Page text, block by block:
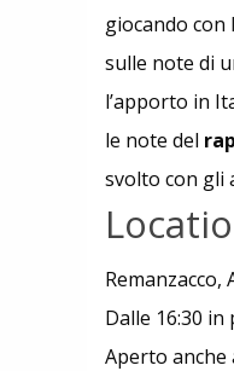
giocando con
sulle note di
l’apporto in
le note del
svolto con gli
Remanzacco,
Dalle 16:30 in
Aperto anche